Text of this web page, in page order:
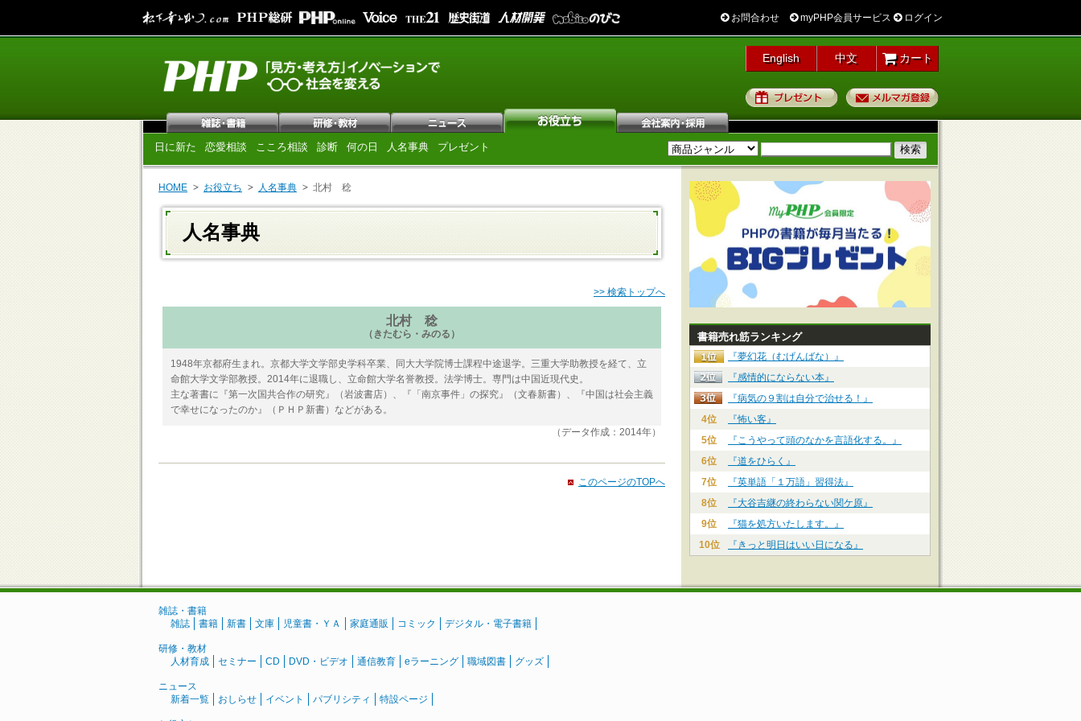
お問合わせ myPHP会員サービス ログイン
English 中文 カート
プレゼント
日に新た 恋愛相談 こころ相談 診断 何の日 人名事典 プレゼント
HOME お役立ち 人名事典 北村 稔
人名事典
>> 検索トップへ
北村 稔
（きたむら・みのる）
1948年京都府生まれ。京都大学文学部史学科卒業、同大大学院博士課程中途退学。三重大学助教授を経て、立
命館大学文学部教授。2014年に退職し、立命館大学名誉教授。法学博士。専門は中国近現代史。
主な著書に『第一次国共合作の研究』（岩波書店）、『「南京事件」の探究』（文春新書）、『中国は社会主義
で幸せになったのか』（ＰＨＰ新書）などがある。
（データ作成：2014年）
このページのTOPへ
書籍売れ筋ランキング
『夢幻花（むげんばな）』
『感情的にならない本』
『病気の９割は自分で治せる！』
4位
『怖い客』
5位
『こうやって頭のなかを言語化する。』
6位
『道をひらく』
7位
『英単語「１万語」習得法』
8位
『大谷吉継の終わらない関ケ原』
9位
『猫を処方いたします。』
10位
『きっと明日はいい日になる』
雑誌・書籍
雑誌
書籍 新書 文庫 児童書・ＹＡ 家庭通販 コミック デジタル・電子書籍
研修・教材
人材育成
セミナー CD DVD・ビデオ 通信教育 eラーニング 職域図書 グッズ
ニュース
新着一覧
おしらせ イベント パブリシティ 特設ページ